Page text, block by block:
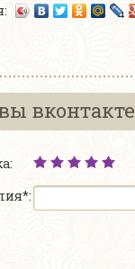
вконтакте